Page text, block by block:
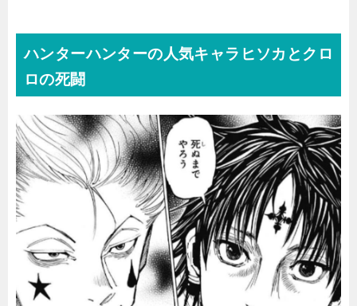
ハンターハンターの人気キャラヒソカとクロ
ロの死闘